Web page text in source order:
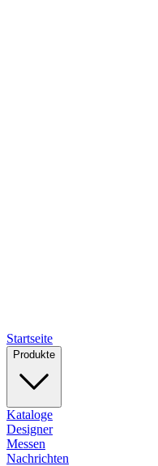
Startseite
Produkte
Kataloge
Designer
Messen
Nachrichten